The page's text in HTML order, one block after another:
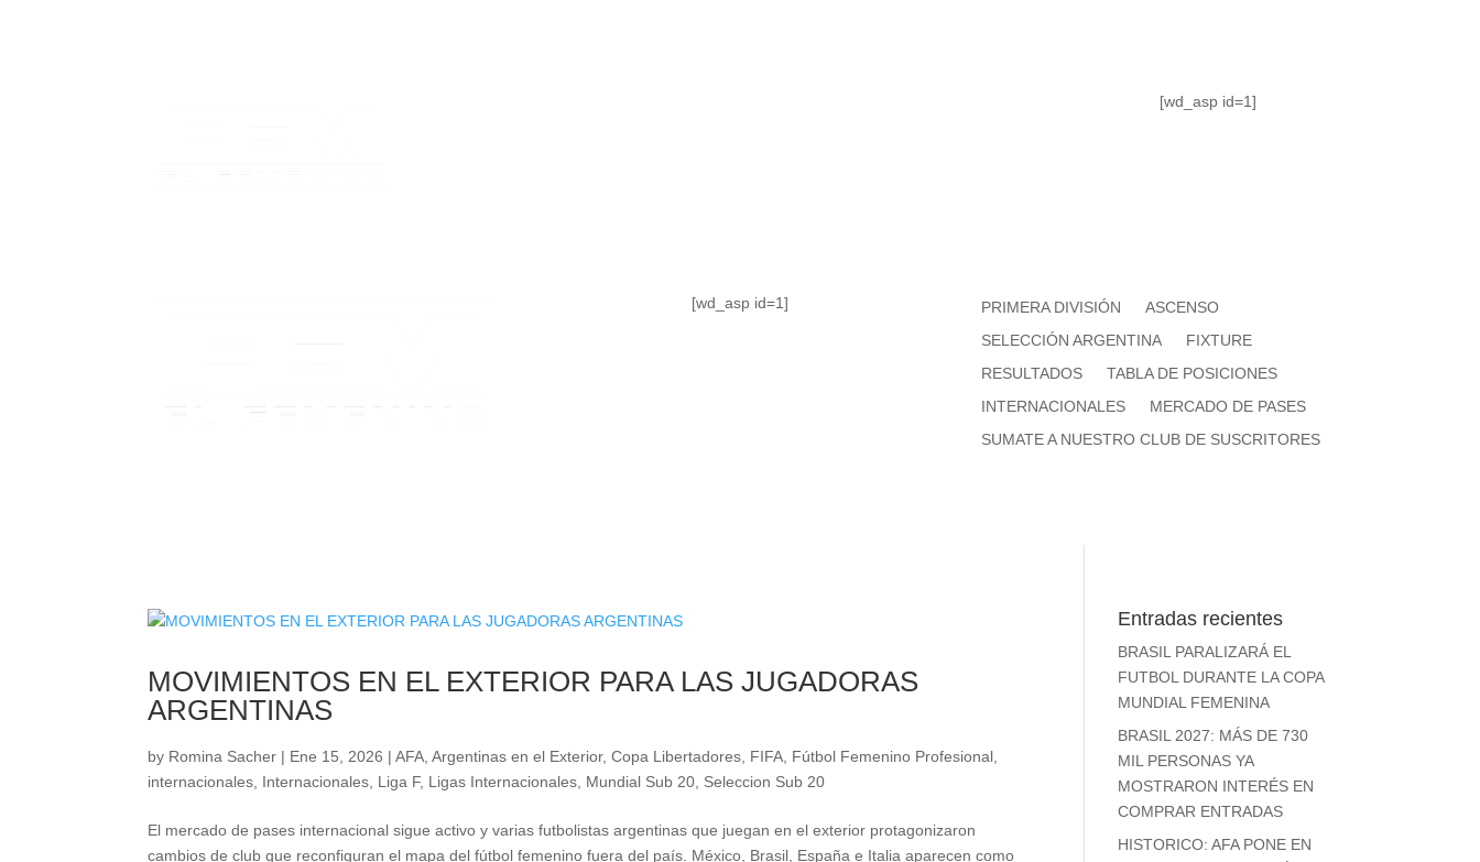
[wd_asp id=1]
[wd_asp id=1] PRIMERA DIVISIÓN
ASCENSO
SELECCIÓN ARGENTINA
FIXTURE
RESULTADOS
TABLA DE POSICIONES
INTERNACIONALES
MERCADO DE PASES
SUMATE A NUESTRO CLUB DE SUSCRITORES
MOVIMIENTOS EN EL EXTERIOR PARA LAS JUGADORAS
ARGENTINAS
by Romina Sacher | Ene 15, 2026 |AFA ,Argentinas en el Exterior,Copa Libertadores FIFA Fútbol Femenino Profesional
internacionales Internacionales Liga F, Ligas Internacionales Mundial Sub 20 Seleccion Sub 20
El mercado de pases internacional sigue activo y varias futbolistas argentinas que juegan en el exterior protagonizaron
cambios de club que reconfiguran el mapa del fútbol femenino fuera del país. México, Brasil, España e Italia aparecen como
Entradas recientes
BRASIL PARALIZARÁ EL
FUTBOL DURANTE LA COPA
MUNDIAL FEMENINA
BRASIL 2027: MÁS DE 730
MIL PERSONAS YA
MOSTRARON INTERÉS EN
COMPRAR ENTRADAS
HISTORICO: AFA PONE EN